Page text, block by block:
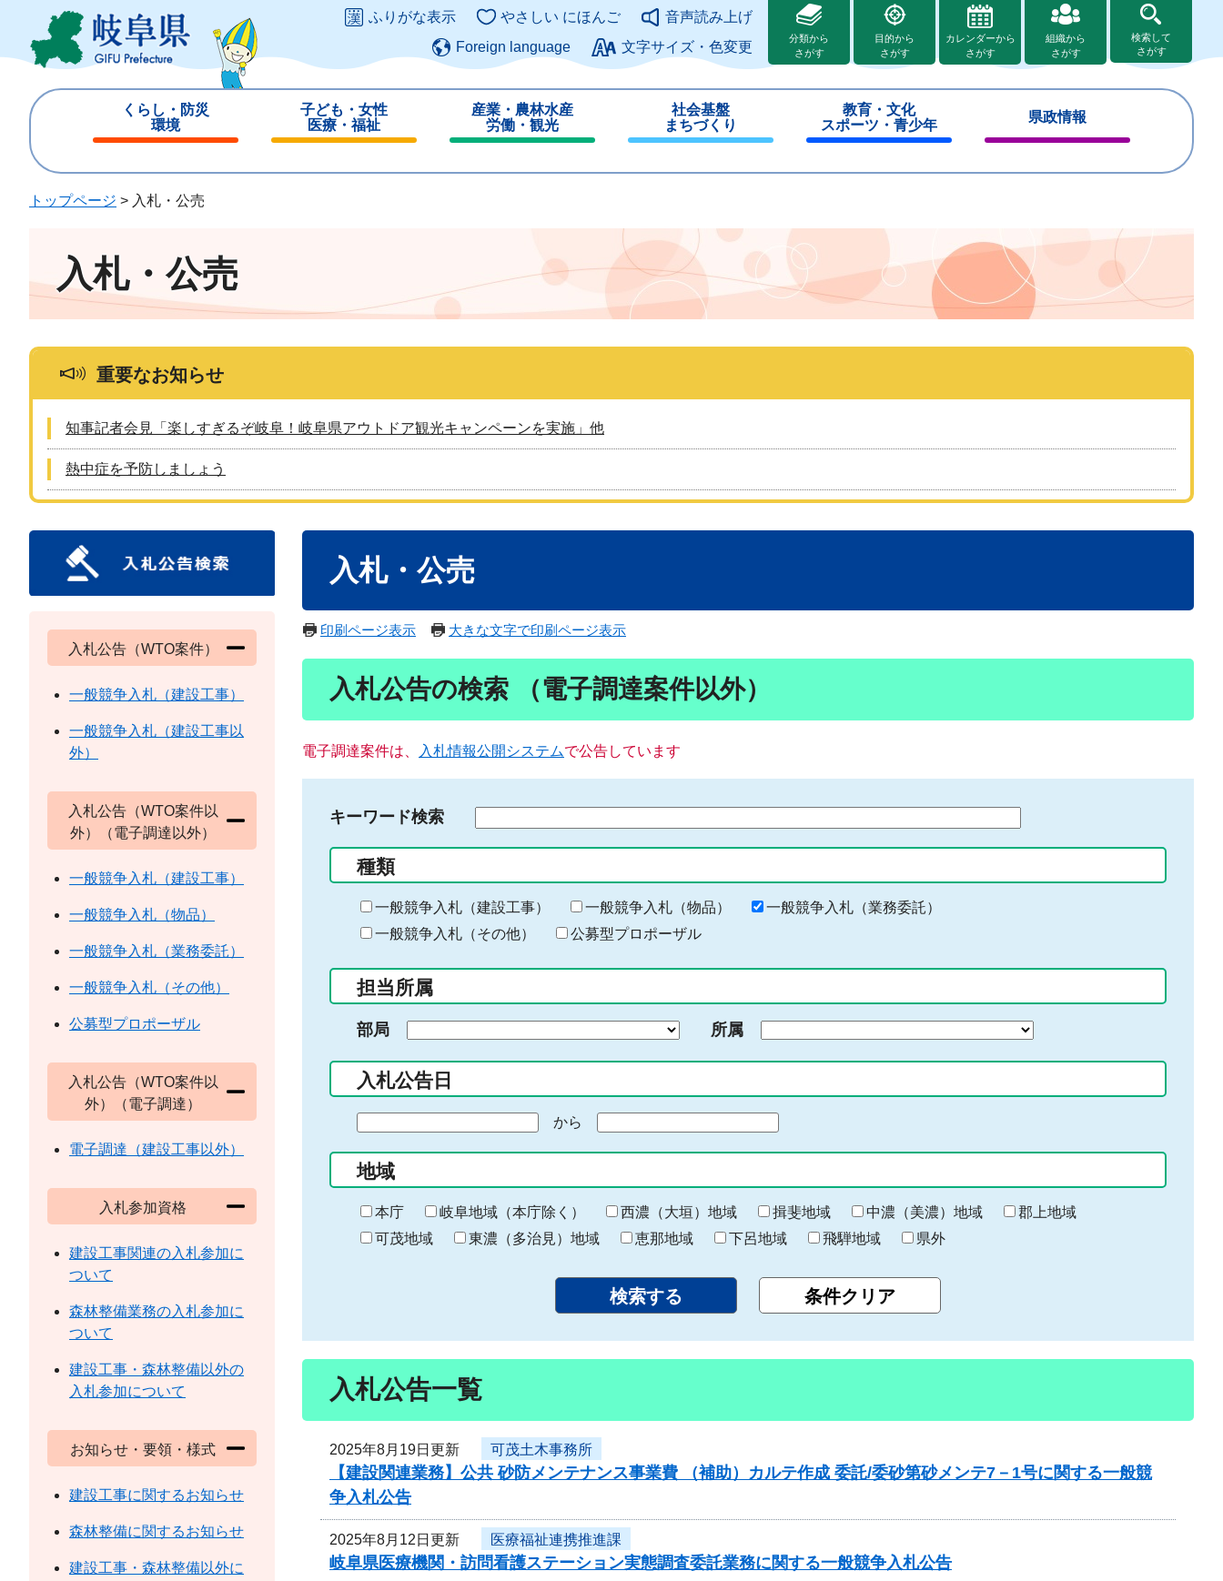
ジ
ュ
このページの本文へ
ふりがな表示 やさしい にほんご
音声読み上げ
Foreign language
文字サイズ・色変更
分類から
さがす
目的から
さがす
カレンダーから
さがす
組織から
さがす
検索して
さがす
くらし・防災
環境
じ
子ども・女性
医療・福祉
じ
産業・農林水産
労働・観光
じ
社会基盤
まちづくり
じ
教育・文化
スポーツ・青少年
じ
県政情報
じ
トップページ > 入札・公売
入札・公売
重要なお知らせ
知事記者会見「楽しすぎるぞ岐阜！岐阜県アウトドア観光キャンペーンを実施」他
熱中症を予防しましょう
入札・公売
印刷ページ表示 大きな文字で印刷ページ表示
入札公告の検索 （電子調達案件以外）
電子調達案件は、 入札情報公開システムで公告しています
キーワード検索
る
キ
ー
ー
入
力
種類
一般競争入札（建設工事） 一般競争入札（物品）
一般競争入札（業務委託）
一般競争入札（その他）
公募型プロポーザル
担当所属
部局 所属
入札公告日
の
始
ま
り
から
終
わ
り
地域
本庁 岐阜地域（本庁除く） 西濃（大垣）地域 揖斐地域 中濃（美濃）地域
郡上地域
可茂地域
東濃（多治見）地域 恵那地域 下呂地域 飛騨地域 県外
入札公告一覧
2025年8月19日更新 可茂土木事務所
【建設関連業務】公共 砂防メンテナンス事業費 （補助）カルテ作成 委託/委砂第砂メンテ7－1号に関する一般競
争入札公告
2025年8月12日更新 医療福祉連携推進課
岐阜県医療機関・訪問看護ステーション実態調査委託業務に関する一般競争入札公告
入札公告（WTO案件）
一般競争入札（建設工事）
一般競争入札（建設工事以
外）
入札公告（WTO案件以
外）（電子調達以外）
一般競争入札（建設工事）
一般競争入札（物品）
一般競争入札（業務委託）
一般競争入札（その他）
公募型プロポーザル
入札公告（WTO案件以
外）（電子調達）
電子調達（建設工事以外）
入札参加資格
建設工事関連の入札参加に
ついて
森林整備業務の入札参加に
ついて
建設工事・森林整備以外の
入札参加について
お知らせ・要領・様式
建設工事に関するお知らせ
森林整備に関するお知らせ
建設工事・森林整備以外に